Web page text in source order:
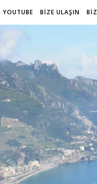
YOUTUBE BİZE ULAŞIN